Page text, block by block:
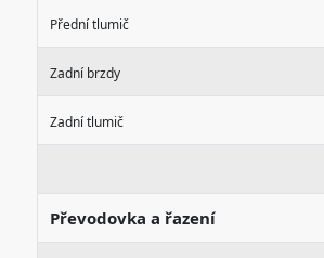
Přední tlumič
Zadní brzdy
Zadní tlumič
Převodovka a řazení